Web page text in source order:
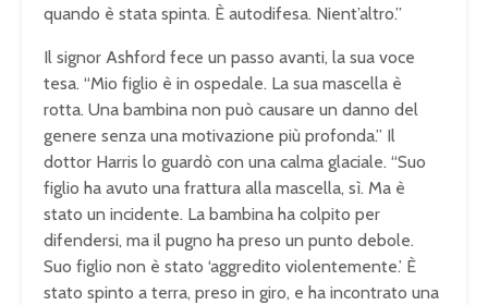
quando è stata spinta. È autodifesa. Nient’altro.”
Il signor Ashford fece un passo avanti, la sua voce
tesa. “Mio figlio è in ospedale. La sua mascella è
rotta. Una bambina non può causare un danno del
genere senza una motivazione più profonda.” Il
dottor Harris lo guardò con una calma glaciale. “Suo
figlio ha avuto una frattura alla mascella, sì. Ma è
stato un incidente. La bambina ha colpito per
difendersi, ma il pugno ha preso un punto debole.
Suo figlio non è stato ‘aggredito violentemente.’ È
stato spinto a terra, preso in giro, e ha incontrato una